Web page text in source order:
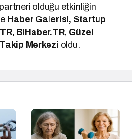
olduğu etkinliğin
Haber Galerisi, Startup
BiHaber.TR, Güzel
Merkezi oldu.